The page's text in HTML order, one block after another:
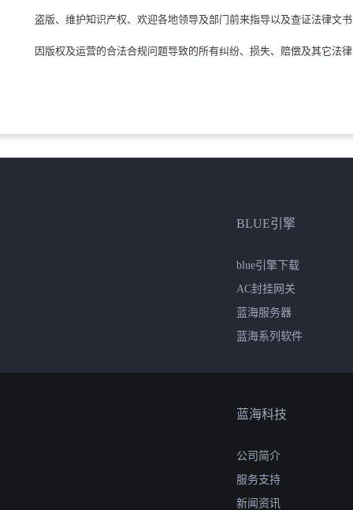
盗版、维护知识产权、欢迎各地领导及部门前来指导以及查证法律文
因版权及运营的合法合规问题导致的所有纠纷、损失、赔偿及其它法
BLUE引擎
blue引擎下载
AC封挂网关
蓝海服务器
蓝海系列软件
蓝海科技
公司简介
服务支持
新闻资讯